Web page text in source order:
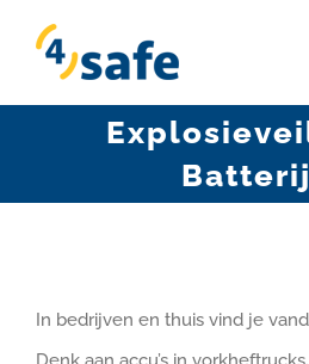
content
In bedrijven en thuis vind je